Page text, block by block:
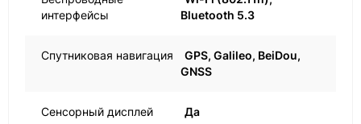
интерфейсы
Bluetooth 5.3
Спутниковая навигация
GPS, Galileo, BeiDou,
GNSS
Сенсорный дисплей Да